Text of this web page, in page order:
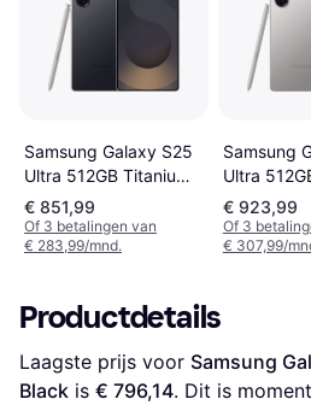
Samsung Galaxy S25
Ultra 512GB Titanium
Black
€ 851,99
Of 3 betalingen van
€ 283,99/mnd.
Samsung
Ultra
Grey
€ 923,99
Of 3
€ 307,99/
Productdetails
Laagste prijs voor Samsung
Black is € 796,14. Dit is